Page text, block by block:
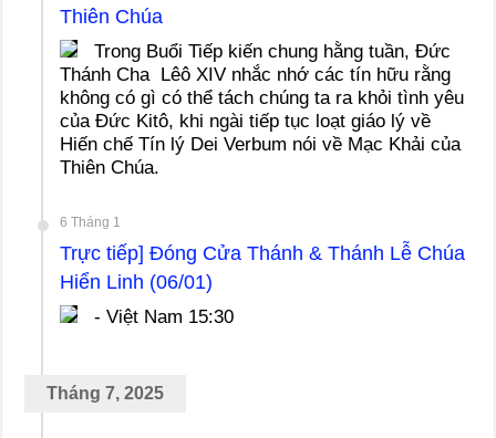
Thiên Chúa
Trong Buổi Tiếp kiến chung hằng tuần, Đức
Thánh Cha Lêô XIV nhắc nhớ các tín hữu rằng
không có gì có thể tách chúng ta ra khỏi tình yêu
của Đức Kitô, khi ngài tiếp tục loạt giáo lý về
Hiến chế Tín lý Dei Verbum nói về Mạc Khải của
Thiên Chúa.
6 Tháng 1
Trực tiếp] Đóng Cửa Thánh & Thánh Lễ Chúa
Hiển Linh (06/01)
- Việt Nam 15:30
Tháng 7, 2025